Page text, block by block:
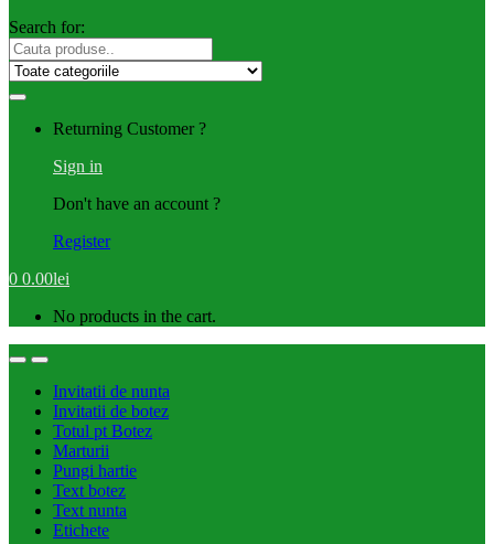
Search for:
Returning Customer ?
Sign in
Don't have an account ?
Register
0 0.00lei
No products in the cart.
Invitatii de nunta
Invitatii de botez
Totul pt Botez
Marturii
Pungi hartie
Text botez
Text nunta
Etichete